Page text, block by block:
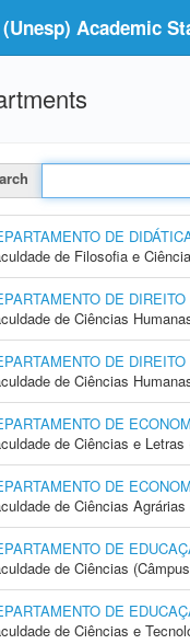
Academic
DE
de Filosofia e
DE
de Ciências
DE
de Ciências
DE
de Ciências e
DE
de Ciências
DE
de Ciências
DE
de Ciências e